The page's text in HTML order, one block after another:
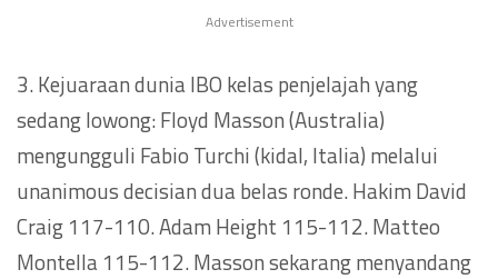
Advertisement
3. Kejuaraan dunia IBO kelas penjelajah yang
sedang lowong: Floyd Masson (Australia)
mengungguli Fabio Turchi (kidal, Italia) melalui
unanimous decisian dua belas ronde. Hakim David
Craig 117-110. Adam Height 115-112. Matteo
Montella 115-112. Masson sekarang menyandang